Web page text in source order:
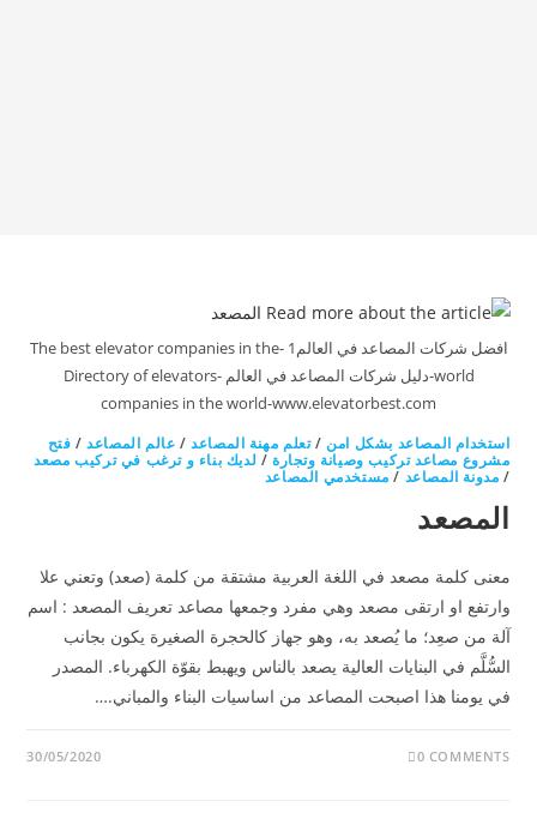
افضل شركات المصاعد في العالم1 -The best elevator companies in the
world-دليل شركات المصاعد في العالم -Directory of elevators
companies in the world-www.elevatorbest.com
استخدام المصاعد بشكل امن/تعلم مهنة المصاعد/ عالم المصاعد/ فتح
مشروع مصاعد تركيب وصيانة وتجارة / لديك بناء و ترغب في تركيب مصعد
/ مدونة المصاعد / مستخدمي المصاعد
المصعد
معنى كلمة مصعد في اللغة العربية مشتقة من كلمة (صعد) وتعني علا
وارتفع او ارتقى مصعد وهي مفرد وجمعها مصاعد تعريف المصعد : اسم
آلة من صعِد؛ ما يُصعد به، وهو جهاز كالحجرة الصغيرة يكون بجانب
السُّلَّم في البنايات العالية يصعد بالناس ويهبط بقوّة الكهرباء. المصدر
في يومنا هذا اصبحت المصاعد من اساسيات البناء والمباني.…
0 COMMENTS
30/05/2020